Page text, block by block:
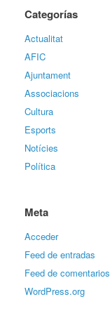
Categorías
Actualitat
AFIC
Ajuntament
Associacions
Cultura
Esports
Notícies
Política
Meta
Acceder
Feed de entradas
Feed de comentarios
WordPress.org